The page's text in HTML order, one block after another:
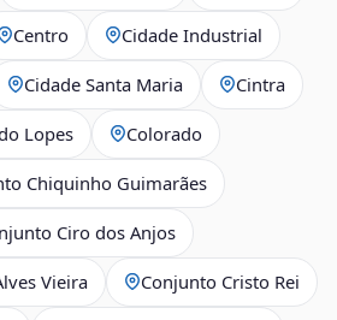
Centro Cidade Industrial
Cidade Santa Maria Cintra
Lopes Colorado
Chiquinho Guimarães
Ciro dos Anjos
Vieira Conjunto Cristo Rei